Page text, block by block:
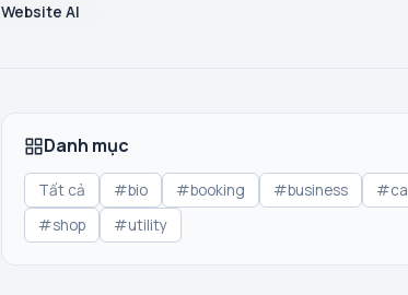
Website AI
Danh mục
Tất cả #bio #booking #business
#shop
#utility